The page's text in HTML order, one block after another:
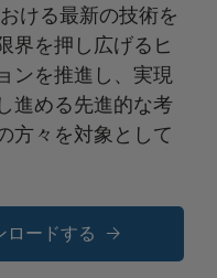
ける最新の技術を
界を押し広げるヒ
ンを推進し、実現
進める先進的な考
方々を対象として
ロードする